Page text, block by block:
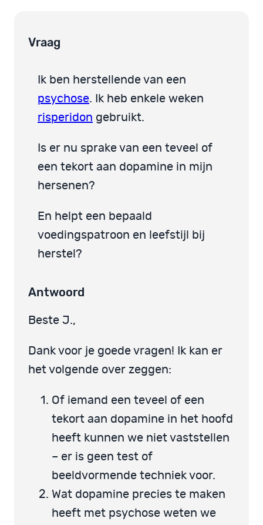
Vraag
Ik ben herstellende van een
psychose. Ik heb enkele weken
risperidon gebruikt.
Is er nu sprake van een teveel of
een tekort aan dopamine in mijn
hersenen?
En helpt een bepaald
voedingspatroon en leefstijl bij
herstel?
Antwoord
Beste J.,
Dank voor je goede vragen! Ik kan er
het volgende over zeggen:
Of iemand een teveel of een
tekort aan dopamine in het hoofd
heeft kunnen we niet vaststellen
– er is geen test of
beeldvormende techniek voor.
Wat dopamine precies te maken
heeft met psychose weten we